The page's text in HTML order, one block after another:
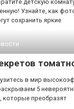
детскую
Узнайте, как
сохранить яркие
в мир
5
которые преобразят